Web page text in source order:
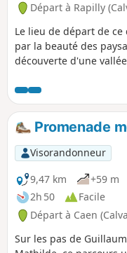
Départ à Rapilly
Le lieu de départ de
par la beauté des
découverte d'une
aux pentes souvent
votre randonnée, vous
paysages uniques où
de vos foulées.
Promenade
Visorandonneur
9,47 km
+59 m
2h 50
Facile
Départ à Caen
Sur les pas de